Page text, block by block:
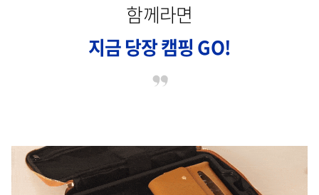
함께라면
지금 당장 캠핑 GO!